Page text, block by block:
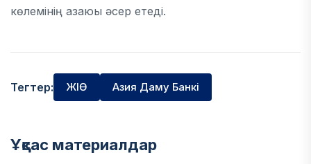
көлемінің азаюы әсер етеді.
Тегтер: ЖІӨ Азия Даму Банкі
Ұқсас материалдар